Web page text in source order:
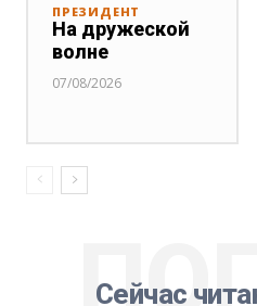
ПРЕЗИДЕНТ
На дружеской
волне
07/08/2026
Сейчас